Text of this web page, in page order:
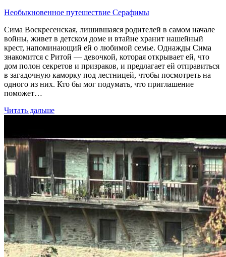
Необыкновенное путешествие Серафимы
Сима Воскресенская, лишившаяся родителей в самом начале
войны, живет в детском доме и втайне хранит нашейный
крест, напоминающий ей о любимой семье. Однажды Сима
знакомится с Ритой — девочкой, которая открывает ей, что
дом полон секретов и призраков, и предлагает ей отправиться
в загадочную каморку под лестницей, чтобы посмотреть на
одного из них. Кто бы мог подумать, что приглашение
поможет…
Читать дальше